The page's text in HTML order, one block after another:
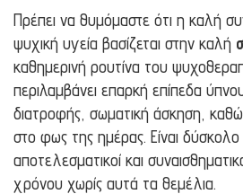
Πρέπει να θυμόμαστε ότι η καλή
ψυχική υγεία βασίζεται στην καλή
καθημερινή ρουτίνα του
περιλαμβάνει επαρκή επίπεδα
διατροφής, σωματική άσκηση,
στο φως της ημέρας. Είναι δύσκολο
αποτελεσματικοί και
χρόνου χωρίς αυτά τα θεμέλια.